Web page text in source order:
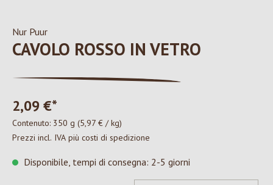
Nur Puur
CAVOLO ROSSO IN VETRO
2,09 €*
Contenuto: 350 g (5,97 € / kg)
Prezzi incl. IVA più costi di spedizione
Disponibile, tempi di consegna: 2-5 giorni